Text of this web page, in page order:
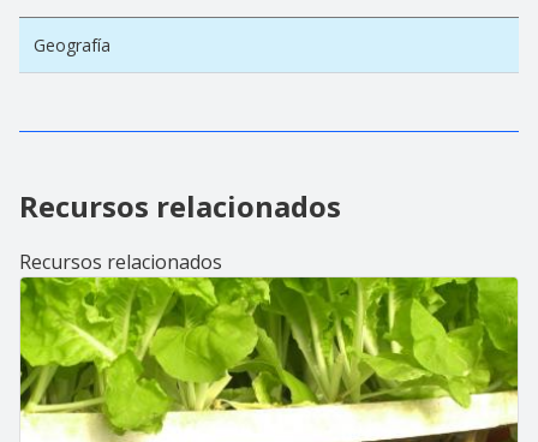
Geografía
Recursos relacionados
Recursos relacionados